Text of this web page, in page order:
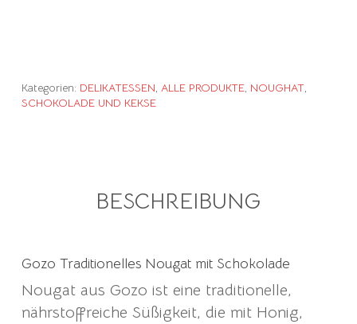
Kategorien: DELIKATESSEN, ALLE PRODUKTE, NOUGHAT,
SCHOKOLADE UND KEKSE
BESCHREIBUNG
Gozo Traditionelles Nougat mit Schokolade
Nougat aus Gozo ist eine traditionelle,
nährstoffreiche Süßigkeit, die mit Honig,